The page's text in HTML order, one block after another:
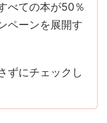
べての本が50％
ペーンを展開す
ずにチェックし